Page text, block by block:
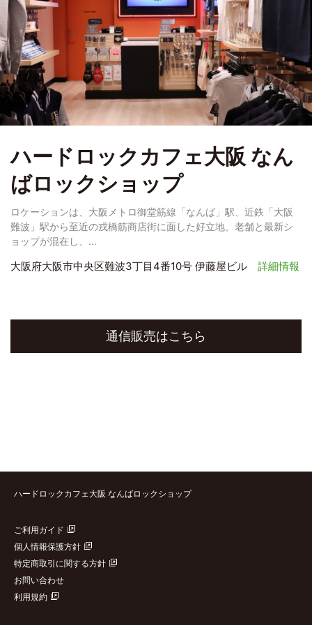
ハードロックカフェ大阪 なん
ばロックショップ
ロケーションは、大阪メトロ御堂筋線「なんば」駅、近鉄「大阪
難波」駅から至近の戎橋筋商店街に面した好立地。老舗と最新シ
ョップが混在し、...
大阪府大阪市中央区難波3丁目4番10号 伊藤屋ビル 詳細情報
通信販売はこちら
ハードロックカフェ大阪 なんばロックショップ
ご利用ガイド
特定商取引に関する方針
利用規約
個人情報保護方針
お問い合わせ